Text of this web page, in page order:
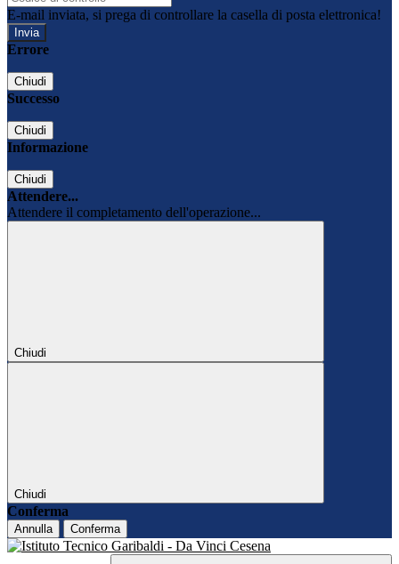
E-mail inviata, si prega di controllare la casella di posta elettronica!
Errore
Chiudi
Successo
Chiudi
Informazione
Chiudi
Attendere...
Attendere il completamento dell'operazione...
Chiudi
Chiudi
Conferma
Annulla Conferma